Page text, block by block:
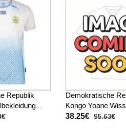
Republik
2026
Demokratische
Kongo Yoane
Fußballbekleidung
38.25€ 95.63€